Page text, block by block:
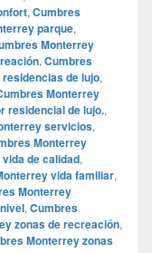
, Cumbres
parque,
Monterrey
, Cumbres
de lujo,
Monterrey
residencial de lujo.,
servicios,
Monterrey
de calidad,
vida familiar,
Monterrey
, Cumbres
zonas de recreación,
Monterrey zonas